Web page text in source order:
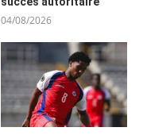
04/08/2026